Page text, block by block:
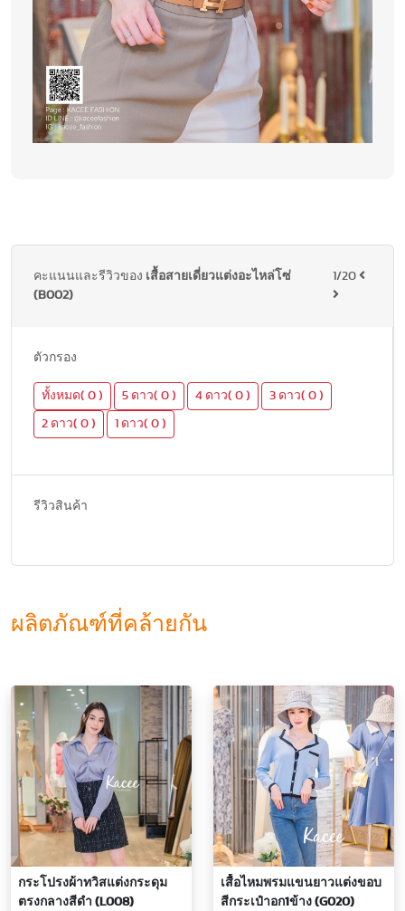
คะแนนและรีวิวของ เสื้อสายเดี่ยวแต่งอะไหล่โซ่
(B002)
1/20
ตัวกรอง
ทั้งหมด( 0 ) 5 ดาว( 0 ) 4 ดาว( 0 ) 3 ดาว( 0 )
2 ดาว( 0 ) 1 ดาว( 0 )
รีวิวสินค้า
ผลิตภัณฑ์ที่คล้ายกัน
กระโปรงผ้าทวิสแต่งกระดุม
ตรงกลางสีดำ (L008)
เสื้อไหมพรมแขนยาวแต่งขอบ
สีกระเป๋าอก1ข้าง (G020)